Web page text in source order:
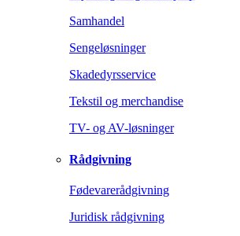
Samhandel
Sengeløsninger
Skadedyrsservice
Tekstil og merchandise
TV- og AV-løsninger
Rådgivning
Fødevarerådgivning
Juridisk rådgivning